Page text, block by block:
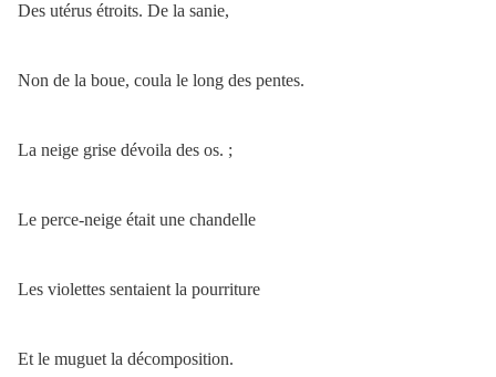
Des utérus étroits. De la sanie,
Non de la boue, coula le long des pentes.
La neige grise dévoila des os. ;
Le perce-neige était une chandelle
Les violettes sentaient la pourriture
Et le muguet la décomposition.